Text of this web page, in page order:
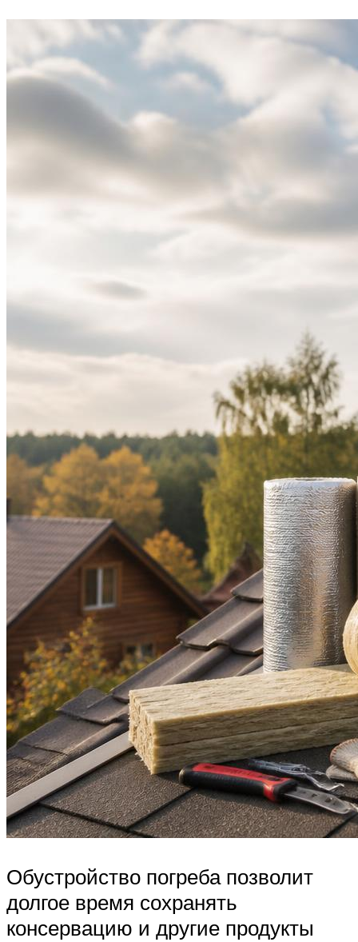
Обустройство погреба позволит
долгое время сохранять
консервацию и другие продукты